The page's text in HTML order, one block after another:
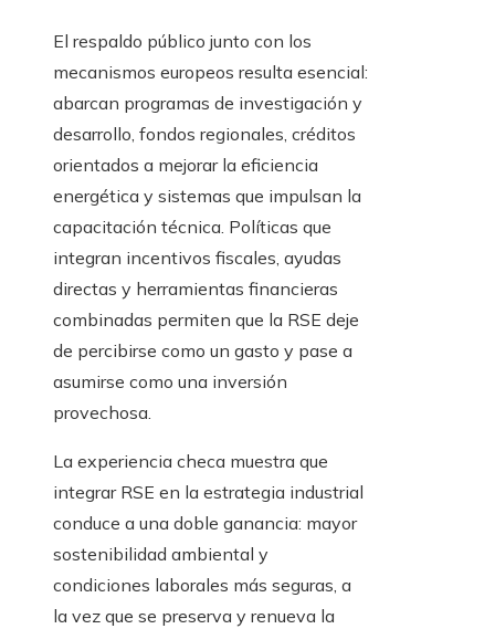
El respaldo público junto con los
mecanismos europeos resulta esencial:
abarcan programas de investigación y
desarrollo, fondos regionales, créditos
orientados a mejorar la eficiencia
energética y sistemas que impulsan la
capacitación técnica. Políticas que
integran incentivos fiscales, ayudas
directas y herramientas financieras
combinadas permiten que la RSE deje
de percibirse como un gasto y pase a
asumirse como una inversión
provechosa.
La experiencia checa muestra que
integrar RSE en la estrategia industrial
conduce a una doble ganancia: mayor
sostenibilidad ambiental y
condiciones laborales más seguras, a
la vez que se preserva y renueva la